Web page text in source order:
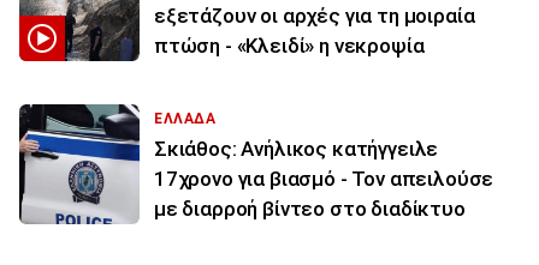
εξετάζουν οι αρχές για τη μοιραία
πτώση - «Κλειδί» η νεκροψία
ΕΛΛΑΔΑ
Σκιάθος: Ανήλικος κατήγγειλε
17χρονο για βιασμό - Τον απειλούσε
με διαρροή βίντεο στο διαδίκτυο